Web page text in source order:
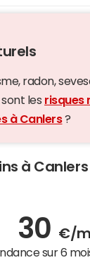
radon,
sont les risques
à Canlers?
à Canlers
30 €/
sur 6